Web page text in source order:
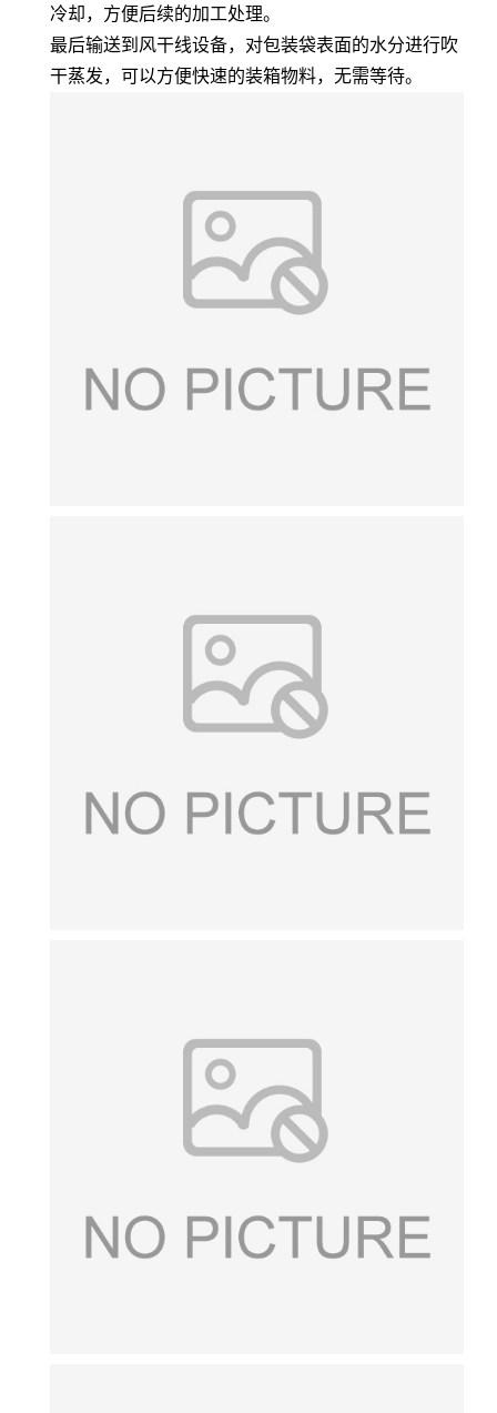
冷却，方便后续的加工处理。
最后输送到风干线设备，对包装袋表面的水分进行吹
干蒸发，可以方便快速的装箱物料，无需等待。